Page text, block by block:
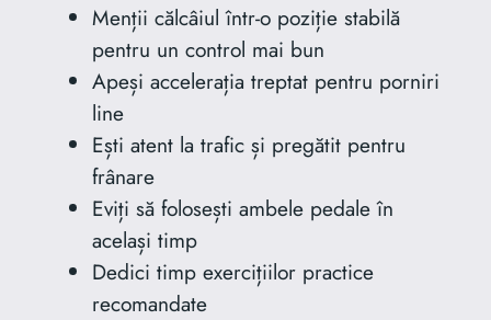
Menții călcâiul într-o poziție stabilă
pentru un control mai bun
Apeși accelerația treptat pentru porniri
line
Ești atent la trafic și pregătit pentru
frânare
Eviți să folosești ambele pedale în
același timp
Dedici timp exercițiilor practice
recomandate